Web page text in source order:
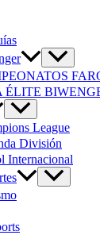
ÉLITE
League
División
Internacional